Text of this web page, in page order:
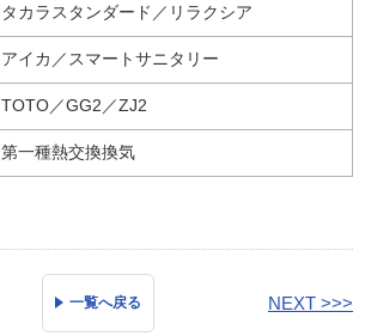
タカラスタンダード／リラクシア
アイカ／スマートサニタリー
TOTO／GG2／ZJ2
第一種熱交換換気
一覧へ戻る NEXT >>>